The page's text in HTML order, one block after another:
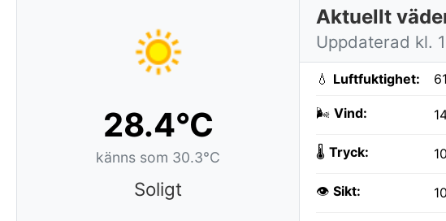
28.4°C
känns som 30.3°C
Soligt
Aktuellt
Uppdaterad kl.
💧 Luftfuktighet:
🌬️ Vind:
🌡️ Tryck:
👁️ Sikt: